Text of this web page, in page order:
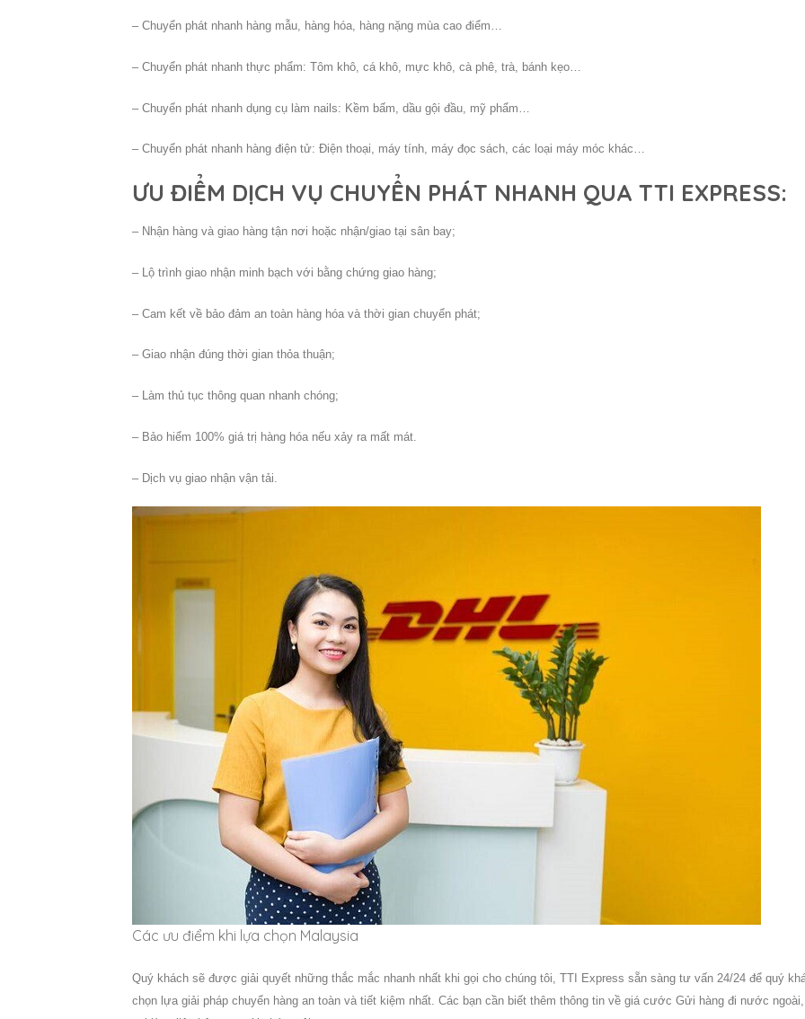
– Chuyển phát nhanh hàng mẫu, hàng hóa, hàng nặng mùa cao điểm…
– Chuyển phát nhanh thực phẩm: Tôm khô, cá khô, mực khô, cà phê, trà, bánh kẹo…
– Chuyển phát nhanh dụng cụ làm nails: Kềm bấm, dầu gội đầu, mỹ phẩm…
– Chuyển phát nhanh hàng điện tử: Điện thoại, máy tính, máy đọc sách, các loại máy móc khác…
ƯU ĐIỂM DỊCH VỤ CHUYỂN PHÁT NHANH QUA TTI EXPRESS:
– Nhận hàng và giao hàng tận nơi hoặc nhận/giao tại sân bay;
– Lộ trình giao nhận minh bạch với bằng chứng giao hàng;
– Cam kết về bảo đảm an toàn hàng hóa và thời gian chuyển phát;
– Giao nhận đúng thời gian thỏa thuận;
– Làm thủ tục thông quan nhanh chóng;
– Bảo hiểm 100% giá trị hàng hóa nếu xảy ra mất mát.
– Dịch vụ giao nhận vận tải.
Các ưu điểm khi lựa chọn Malaysia
Quý khách sẽ được giải quyết những thắc mắc nhanh nhất khi gọi cho chúng tôi, TTI Express sẵn sàng tư vấn 24/24 để quý
chọn lựa giải pháp chuyển hàng an toàn và tiết kiệm nhất. Các bạn cần biết thêm thông tin về giá cước Gửi hàng đi nước